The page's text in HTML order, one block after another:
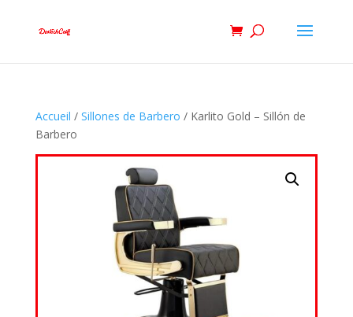
Accueil / Sillones de Barbero / Karlito Gold – Sillón de
Barbero